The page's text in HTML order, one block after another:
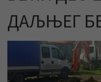
ДАЉЊЕГ